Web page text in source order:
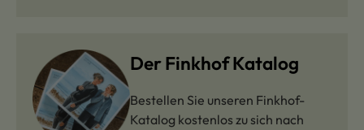
Der Finkhof Katalog
Bestellen Sie unseren Finkhof-
Katalog kostenlos zu sich nach